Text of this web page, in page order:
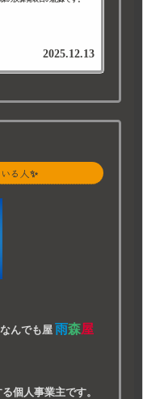
2025.12.13
る人✨
んでも屋 雨森屋
個人事業主です。